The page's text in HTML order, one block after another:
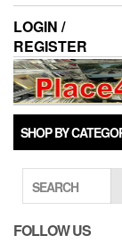
LOGIN /
REGISTER
SHOP BY
SEARCH
FOLLOW US